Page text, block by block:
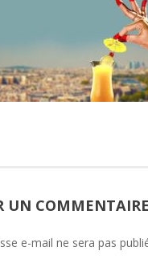
UN COMMENTAIRE
e-mail ne sera pas